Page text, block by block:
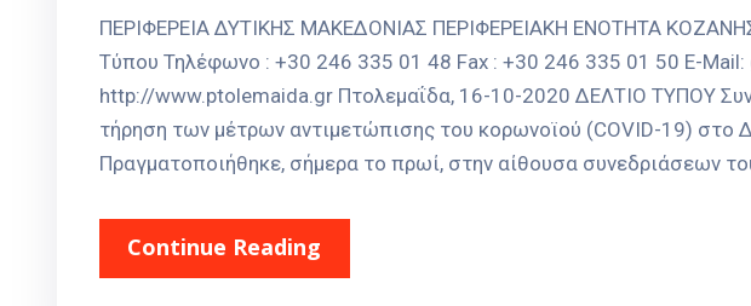
ΠΕΡΙΦΕΡΕΙΑ ΔΥΤΙΚΗΣ ΜΑΚΕΔΟΝΙΑΣ ΠΕΡΙΦΕΡΕΙΑΚΗ ΕΝΟΤΗΤΑ
Τύπου Τηλέφωνο : +30 246 335 01 48 Fax : +30 246 335 01 50 E-
http://www.ptolemaida.gr Πτολεμαΐδα, 16-10-2020 ΔΕΛΤΙΟ ΤΥΠΟΥ
τήρηση των μέτρων αντιμετώπισης του κορωνοϊού (COVID-19) στο
Πραγματοποιήθηκε, σήμερα το πρωί, στην αίθουσα συνεδριάσεων
Continue Reading